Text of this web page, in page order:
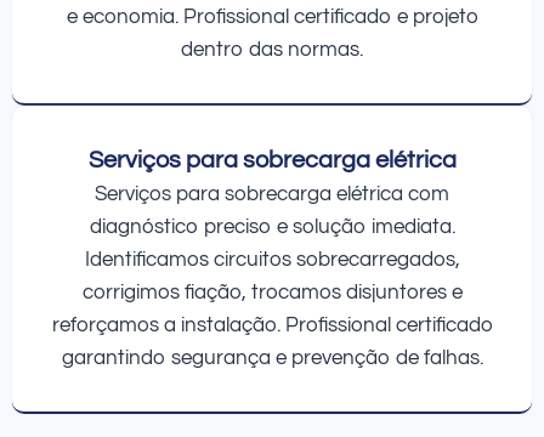
e economia. Profissional certificado e projeto
dentro das normas.
Serviços para sobrecarga elétrica
Serviços para sobrecarga elétrica com
diagnóstico preciso e solução imediata.
Identificamos circuitos sobrecarregados,
corrigimos fiação, trocamos disjuntores e
reforçamos a instalação. Profissional certificado
garantindo segurança e prevenção de falhas.